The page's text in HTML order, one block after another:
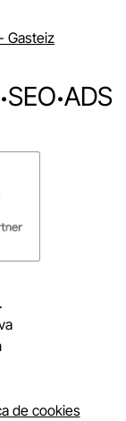
Gasteiz
·SEO·ADS
de cookies